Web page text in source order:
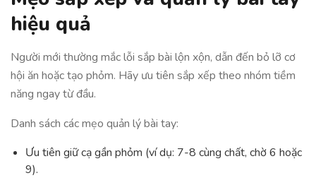
hiệu quả
Người mới thường mắc lỗi sắp bài lộn xộn, dẫn đến bỏ lỡ cơ
hội ăn hoặc tạo phỏm. Hãy ưu tiên sắp xếp theo nhóm tiềm
năng ngay từ đầu.
Danh sách các mẹo quản lý bài tay:
Ưu tiên giữ cạ gần phỏm (ví dụ: 7-8 cùng chất, chờ 6 hoặc
9).